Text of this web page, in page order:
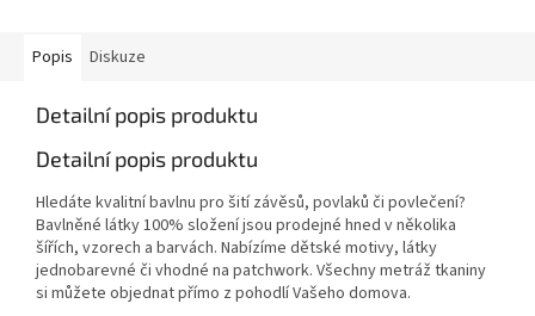
Popis Diskuze
Detailní popis produktu
Detailní popis produktu
Hledáte kvalitní bavlnu pro šití závěsů, povlaků či povlečení?
Bavlněné látky 100% složení jsou prodejné hned v několika
šířích, vzorech a barvách. Nabízíme dětské motivy, látky
jednobarevné či vhodné na patchwork. Všechny metráž tkaniny
si můžete objednat přímo z pohodlí Vašeho domova.